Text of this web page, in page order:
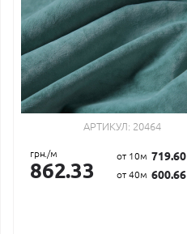
АРТИКУЛ: 20464
грн./м
862.33
от 10м 719.60
от 40м 600.66